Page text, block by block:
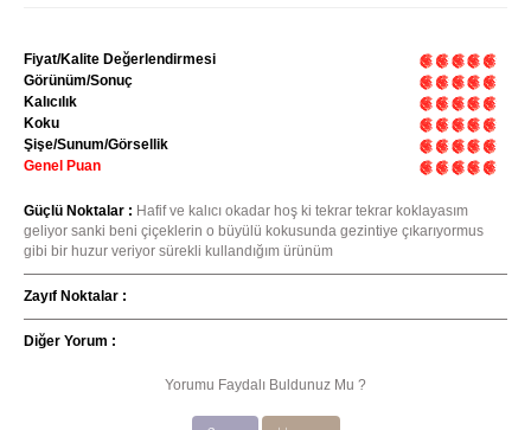
Fiyat/Kalite Değerlendirmesi
Görünüm/Sonuç
Kalıcılık
Koku
Şişe/Sunum/Görsellik
Genel Puan
Güçlü Noktalar : Hafif ve kalıcı okadar hoş ki tekrar tekrar koklayasım
geliyor sanki beni çiçeklerin o büyülü kokusunda gezintiye çıkarıyormus
gibi bir huzur veriyor sürekli kullandığım ürünüm
Zayıf Noktalar :
Diğer Yorum :
Yorumu Faydalı Buldunuz Mu ?